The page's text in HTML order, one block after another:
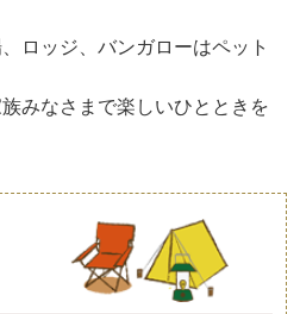
ロッジ、バンガローはペット
みなさまで楽しいひとときを